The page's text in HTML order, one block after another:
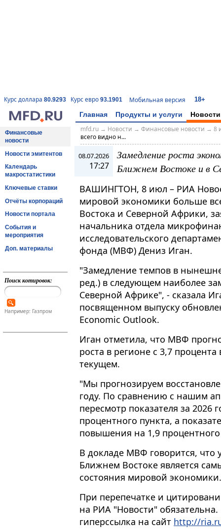
Курс доллара 80.9293 Курс евро 93.1901 Мобильная версия 18+
Главная Продукты и услуги Новости
Финансовые
новости
Новости эмитентов
Календарь
макростатистики
Ключевые ставки
Отчёты корпораций
Новости портала
События и
мероприятия
Доп. материалы
Поиск котировок:
Например: Газпром
mfd.ru→ Новости → Финансовые новости → 8
всего видно н...
08.07.2026
17:27
Замедление роста
Ближнем Востоке и в
ВАШИНГТОН, 8 июл – РИА
мировой экономики больше
Востока и Северной Африки,
начальника отдела
исследовательского
фонда (МВФ) Дениз Иган.
"Замедление темпов в
ред​​​.) в следующем наиболее
Северной Африке", - сказала
посвященном выпуску
Economic Outlook.
Иган отметила, что МВФ
роста в регионе с 3,7
текущем.
"Мы прогнозируем
году. По сравнению с нашим
пересмотр показателя за 2026
процентного пункта, а
повышения на 1,9
В докладе МВФ говорится, что
Ближнем Востоке является
состояния мировой экономики.
При перепечатке и
на РИА "Новости"
гиперссылка на сайт http://